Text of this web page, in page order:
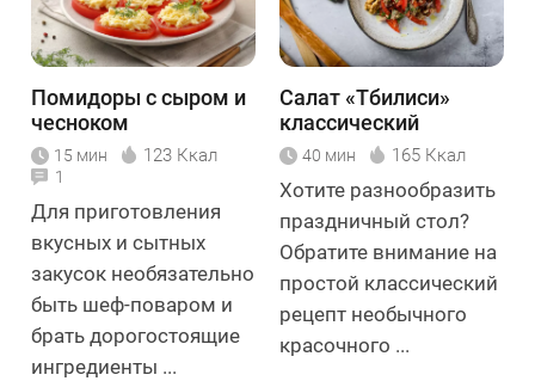
Помидоры с сыром и
чесноком
15 мин 123 Ккал
1
Для приготовления
вкусных и сытных
закусок необязательно
быть шеф-поваром и
брать дорогостоящие
ингредиенты ...
Салат «Тбилиси»
классический
40 мин 165 Ккал
Хотите разнообразить
праздничный стол?
Обратите внимание на
простой классический
рецепт необычного
красочного ...